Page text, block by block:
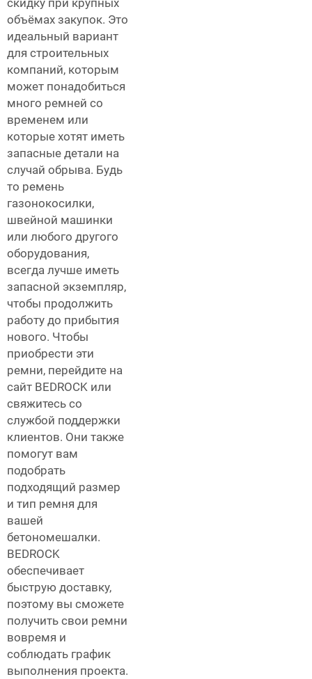
объёмах закупок. Это
идеальный вариант
для строительных
компаний, которым
может понадобиться
много ремней со
временем или
которые хотят иметь
запасные детали на
случай обрыва. Будь
то ремень
газонокосилки,
швейной машинки
или любого другого
оборудования,
всегда лучше иметь
запасной экземпляр,
чтобы продолжить
работу до прибытия
нового. Чтобы
приобрести эти
ремни, перейдите на
сайт BEDROCK или
свяжитесь со
службой поддержки
клиентов. Они также
помогут вам
подобрать
подходящий размер
и тип ремня для
вашей
бетономешалки.
BEDROCK
обеспечивает
быструю доставку,
поэтому вы сможете
получить свои ремни
вовремя и
соблюдать график
выполнения проекта.